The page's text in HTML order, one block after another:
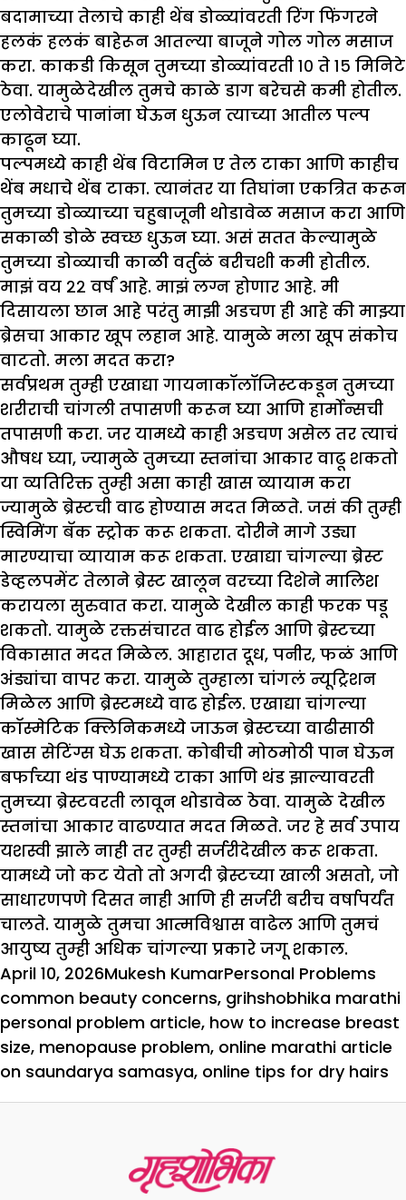
बदामाच्या तेलाचे काही थेंब डोळ्यांवरती रिंग फिंगरने
हलकं हलकं बाहेरून आतल्या बाजूने गोल गोल मसाज
करा. काकडी किसून तुमच्या डोळ्यांवरती १० ते १५ मिनिटे
ठेवा. यामुळेदेखील तुमचे काळे डाग बरेचसे कमी होतील.
एलोवेराचे पानांना घेऊन धुऊन त्याच्या आतील पल्प
काढून घ्या.
पल्पमध्ये काही थेंब विटामिन ए तेल टाका आणि काहीच
थेंब मधाचे थेंब टाका. त्यानंतर या तिघांना एकत्रित करून
तुमच्या डोळ्याच्या चहुबाजूनी थोडावेळ मसाज करा आणि
सकाळी डोळे स्वच्छ धुऊन घ्या. असं सतत केल्यामुळे
तुमच्या डोळ्याची काळी वर्तुळं बरीचशी कमी होतील.
माझं वय २२ वर्षं आहे. माझं लग्न होणार आहे. मी
दिसायला छान आहे परंतु माझी अडचण ही आहे की माझ्या
ब्रेसचा आकार खूप लहान आहे. यामुळे मला खूप संकोच
वाटतो. मला मदत करा?
सर्वप्रथम तुम्ही एखाद्या गायनाकॉलॉजिस्टकडून तुमच्या
शरीराची चांगली तपासणी करून घ्या आणि हार्मोन्सची
तपासणी करा. जर यामध्ये काही अडचण असेल तर त्याचं
औषध घ्या, ज्यामुळे तुमच्या स्तनांचा आकार वाढू शकतो
या व्यतिरिक्त तुम्ही असा काही खास व्यायाम करा
ज्यामुळे ब्रेस्टची वाढ होण्यास मदत मिळते. जसं की तुम्ही
स्विमिंग बॅक स्ट्रोक करू शकता. दोरीने मागे उड्या
मारण्याचा व्यायाम करू शकता. एखाद्या चांगल्या ब्रेस्ट
डेव्हलपमेंट तेलाने ब्रेस्ट खालून वरच्या दिशेने मालिश
करायला सुरुवात करा. यामुळे देखील काही फरक पडू
शकतो. यामुळे रक्तसंचारत वाढ होईल आणि ब्रेस्टच्या
विकासात मदत मिळेल. आहारात दूध, पनीर, फळं आणि
अंड्यांचा वापर करा. यामुळे तुम्हाला चांगलं न्यूट्रिशन
मिळेल आणि ब्रेस्टमध्ये वाढ होईल. एखाद्या चांगल्या
कॉस्मेटिक क्लिनिकमध्ये जाऊन ब्रेस्टच्या वाढीसाठी
खास सेटिंग्स घेऊ शकता. कोबीची मोठमोठी पान घेऊन
बर्फाच्या थंड पाण्यामध्ये टाका आणि थंड झाल्यावरती
तुमच्या ब्रेस्टवरती लावून थोडावेळ ठेवा. यामुळे देखील
स्तनांचा आकार वाढण्यात मदत मिळते. जर हे सर्व उपाय
यशस्वी झाले नाही तर तुम्ही सर्जरीदेखील करू शकता.
यामध्ये जो कट येतो तो अगदी ब्रेस्टच्या खाली असतो, जो
साधारणपणे दिसत नाही आणि ही सर्जरी बरीच वर्षापर्यंत
चालते. यामुळे तुमचा आत्मविश्वास वाढेल आणि तुमचं
आयुष्य तुम्ही अधिक चांगल्या प्रकारे जगू शकाल.
Posted
on
April 10, 2026Author
Mukesh KumarCategories
Personal Problems
common beauty concerns, grihshobhika marathi
personal problem article, how to increase breast
size, menopause problem, online marathi article
on saundarya samasya, online tips for dry hairs